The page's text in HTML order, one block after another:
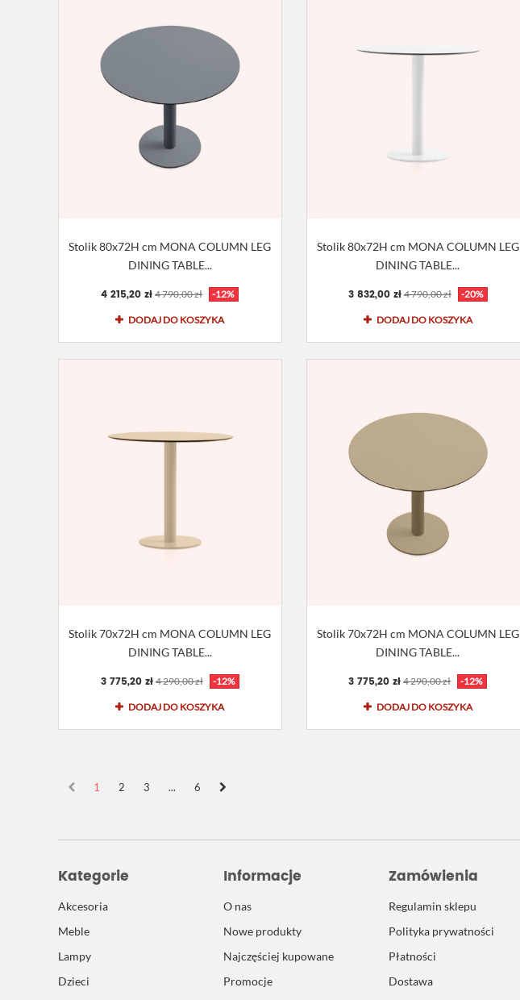
Stolik 80x72H cm MONA COLUMN LEG
DINING TABLE...
4 215,20 zł 4 790,00 zł -12%
DODAJ DO KOSZYKA
Stolik 80x72H cm MONA COLUMN LEG
DINING TABLE...
3 832,00 zł 4 790,00 zł -20%
DODAJ DO KOSZYKA
Stolik 70x72H cm MONA COLUMN LEG
DINING TABLE...
3 775,20 zł 4 290,00 zł -12%
DODAJ DO KOSZYKA
Stolik 70x72H cm MONA COLUMN LEG
DINING TABLE...
3 775,20 zł 4 290,00 zł -12%
DODAJ DO KOSZYKA
1 2 3 ... 6
Kategorie
Akcesoria
Meble
Lampy
Dzieci
Informacje
O nas
Nowe produkty
Najczęściej kupowane
Promocje
Zamówienia
Regulamin sklepu
Polityka prywatności
Płatności
Dostawa